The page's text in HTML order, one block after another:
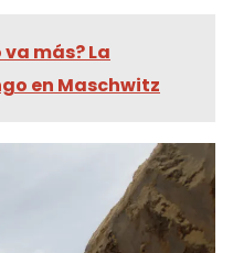
va más? La
en Maschwitz